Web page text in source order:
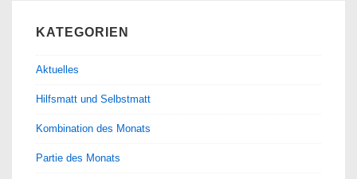
KATEGORIEN
Aktuelles
Hilfsmatt und Selbstmatt
Kombination des Monats
Partie des Monats